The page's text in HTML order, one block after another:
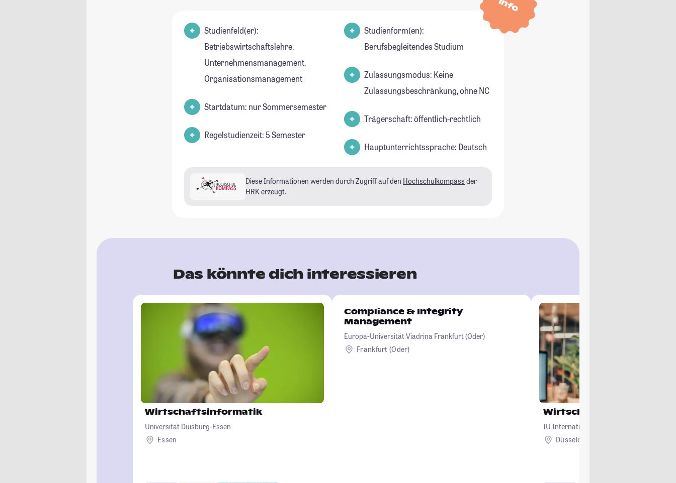
Info
Studienfeld(er):
Betriebswirtschaftslehre,
Unternehmensmanagement,
Organisationsmanagement
Startdatum: nur Sommersemester
Regelstudienzeit: 5 Semester
Studienform(en):
Berufsbegleitendes Studium
Zulassungsmodus: Keine
Zulassungsbeschränkung, ohne NC
Trägerschaft: öffentlich-rechtlich
Hauptunterrichtssprache: Deutsch
Diese Informationen werden durch Zugriff auf den Hochschulkompass der
HRK erzeugt.
Das könnte dich interessieren
Wirtschaftsinformatik
Universität Duisburg-Essen
Essen
Compliance & Integrity
Management
Europa-Universität Viadrina Frankfurt (Oder)
Frankfurt (Oder)
Wirtschaftsinformatik
IU Internationale Hochschule
Düsseldorf